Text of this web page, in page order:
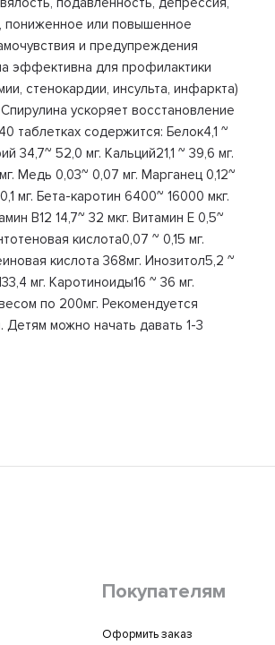
пониженное или повышенное
и предупреждения
эффективна для профилактики
стенокардии, инсульта, инфаркта)
ускоряет восстановление
таблетках содержится: Белок4,1 ~
34,7~ 52,0 мг. Кальций21,1 ~ 39,6 мг.
Медь 0,03~ 0,07 мг. Марганец 0,12~
мг. Бета-каротин 6400~ 16000 мкг.
В12 14,7~ 32 мкг. Витамин Е 0,5~
кислота0,07 ~ 0,15 мг.
кислота 368мг. Инозитол5,2 ~
мг. Каротиноиды16 ~ 36 мг.
по 200мг. Рекомендуется
можно начать давать 1-3
Покупателям
Оформить заказ